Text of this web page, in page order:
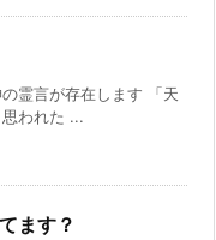
霊言が存在します 「天
われた ...
ます？